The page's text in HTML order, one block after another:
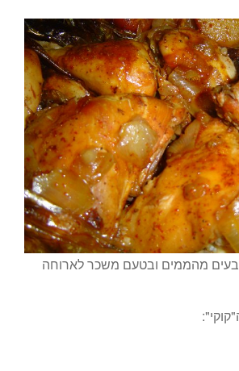
מהממים ובטעם משכר לארוחה